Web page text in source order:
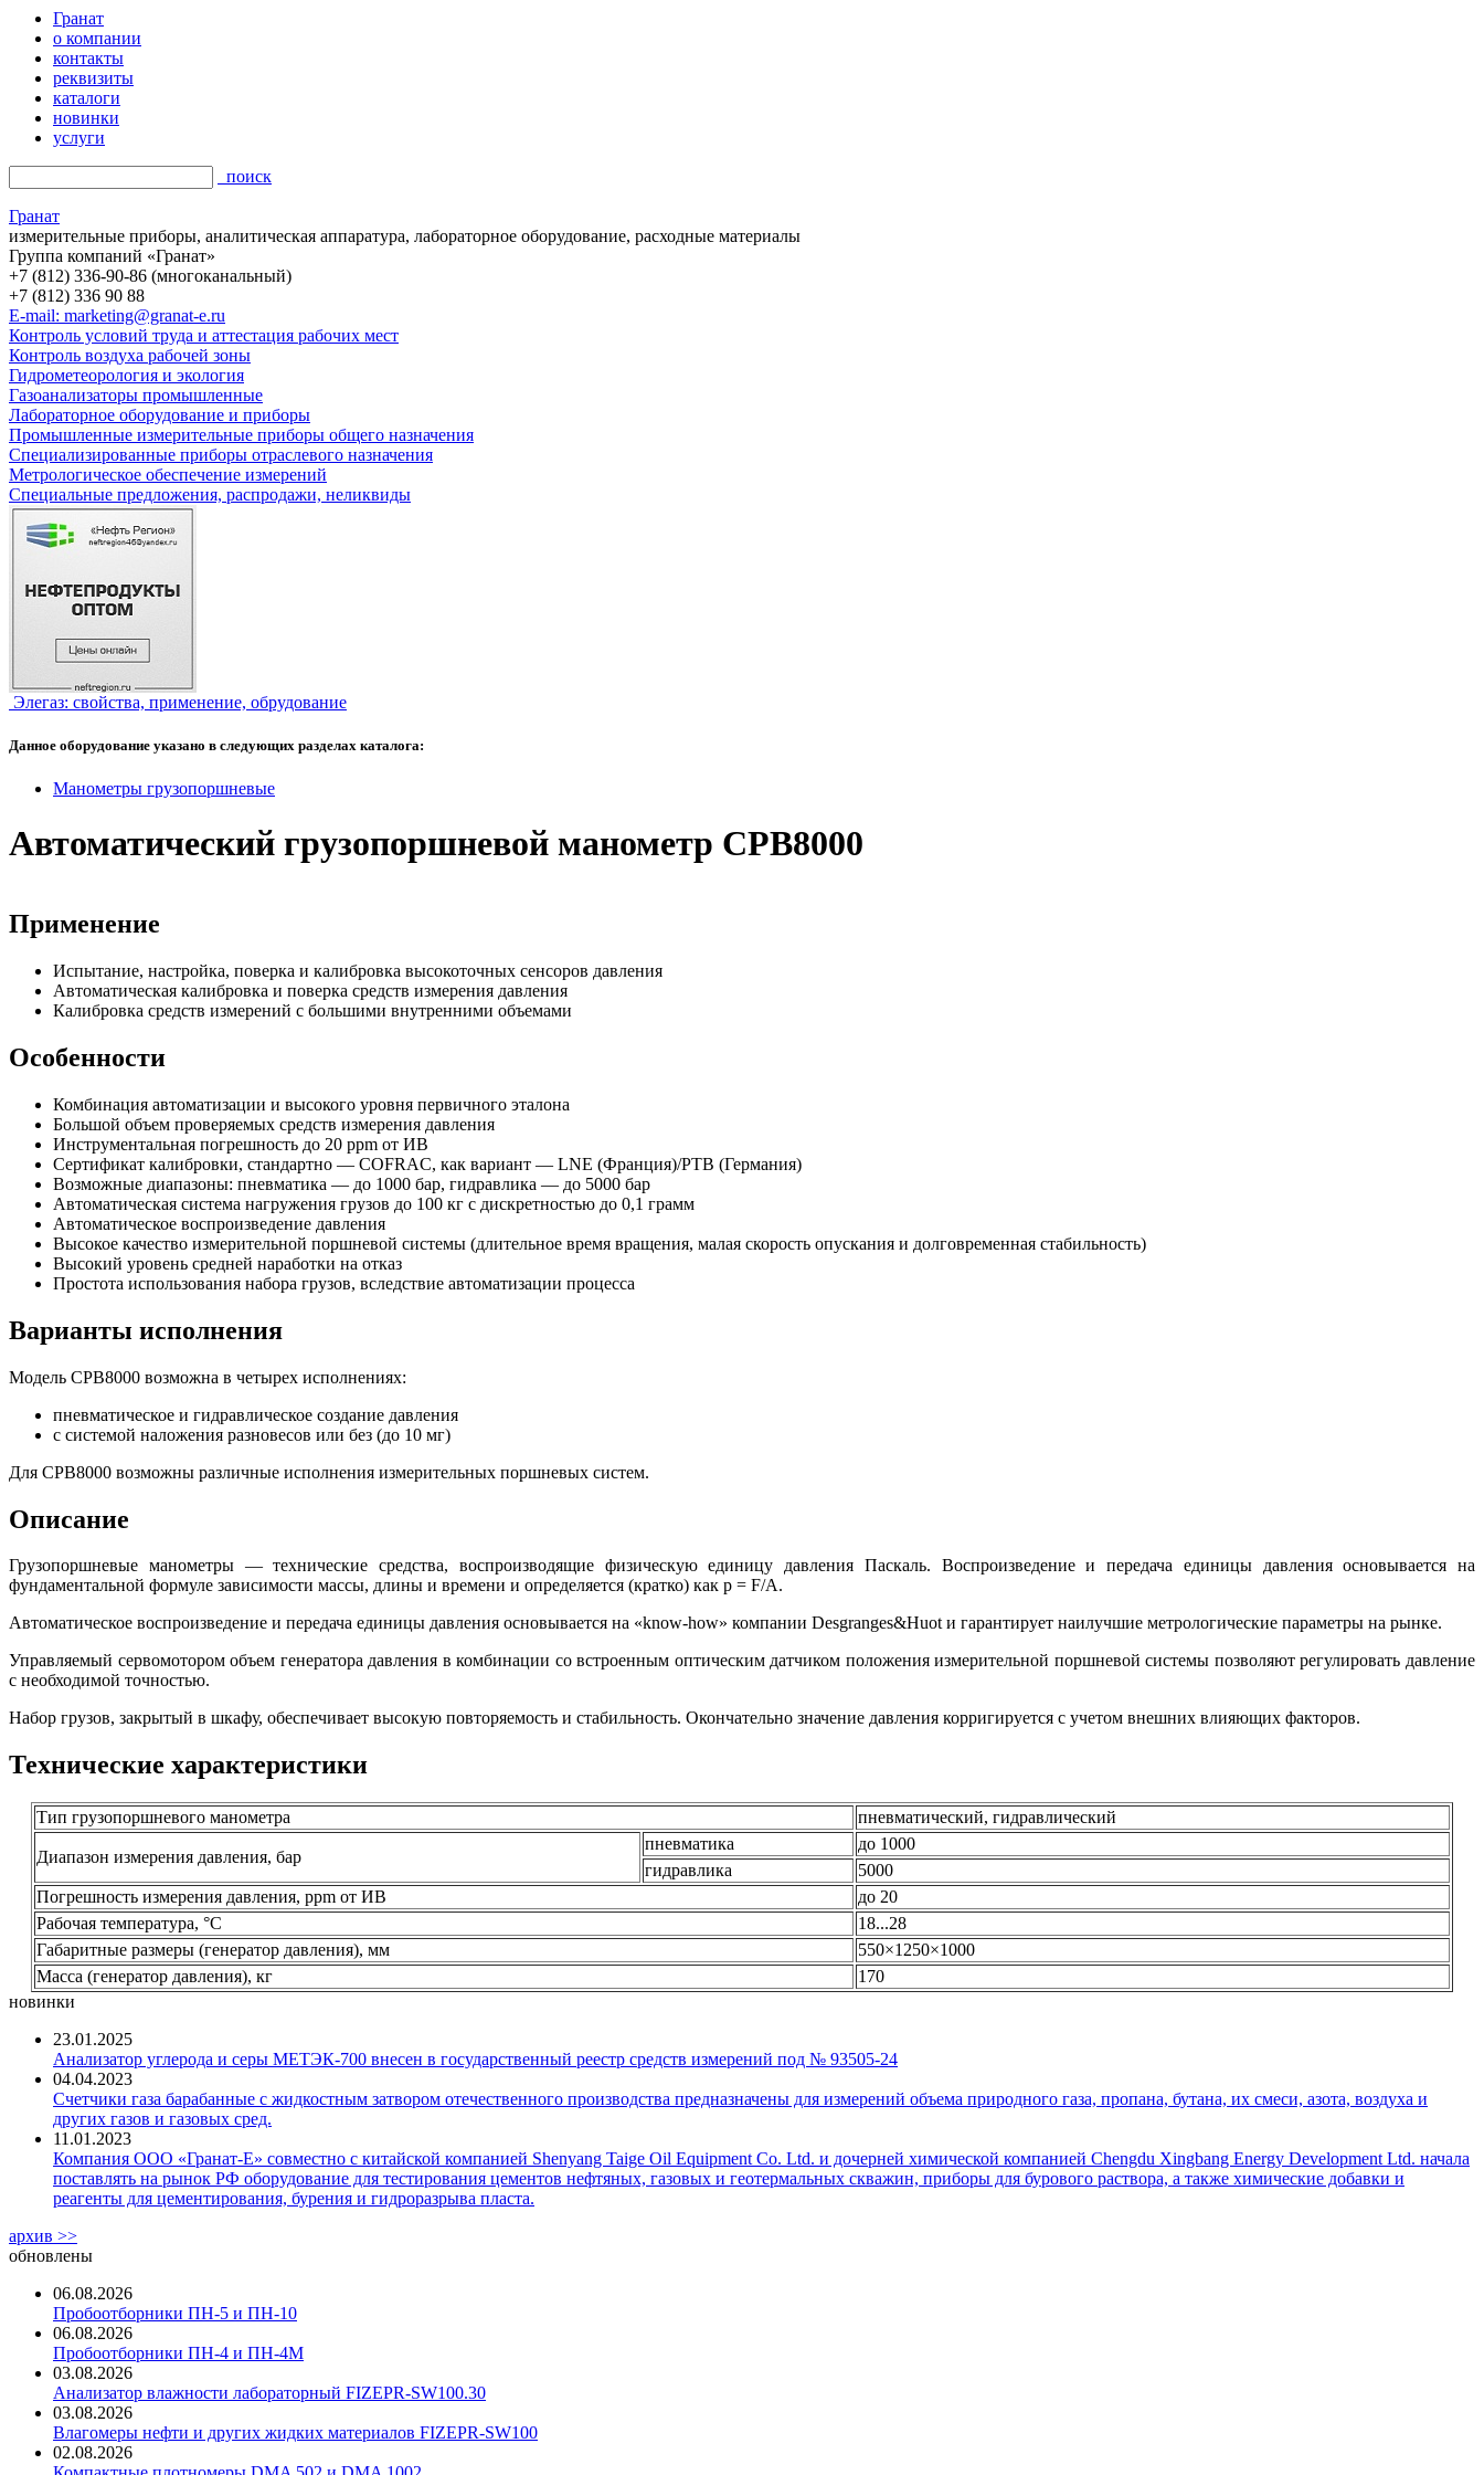
Гранат
о компании
контакты
реквизиты
каталоги
новинки
услуги
поиск
Гранат
измерительные приборы, аналитическая аппаратура, лабораторное оборудование, расходные материалы
Группа компаний «Гранат»
+7 (812) 336-90-86 (многоканальный)
+7 (812) 336 90 88
E-mail: marketing@granat-e.ru
Контроль условий труда и аттестация рабочих мест
Контроль воздуха рабочей зоны
Гидрометеорология и экология
Газоанализаторы промышленные
Лабораторное оборудование и приборы
Промышленные измерительные приборы общего назначения
Специализированные приборы отраслевого назначения
Метрологическое обеспечение измерений
Специальные предложения, распродажи, неликвиды
Элегаз: свойства, применение, обрудование
Данное оборудование указано в следующих разделах каталога:
Манометры грузопоршневые
Автоматический грузопоршневой манометр CPB8000
Применение
Испытание, настройка, поверка и калибровка высокоточных сенсоров давления
Автоматическая калибровка и поверка средств измерения давления
Калибровка средств измерений с большими внутренними объемами
Особенности
Комбинация автоматизации и высокого уровня первичного эталона
Большой объем проверяемых средств измерения давления
Инструментальная погрешность до 20 ppm от ИВ
Сертификат калибровки, стандартно — COFRAC, как вариант — LNE (Франция)/PTB (Германия)
Возможные диапазоны: пневматика — до 1000 бар, гидравлика — до 5000 бар
Автоматическая система нагружения грузов до 100 кг с дискретностью до 0,1 грамм
Автоматическое воспроизведение давления
Высокое качество измерительной поршневой системы (длительное время вращения, малая скорость опускания и долговременная стабильность)
Высокий уровень средней наработки на отказ
Простота использования набора грузов, вследствие автоматизации процесса
Варианты исполнения
Модель CPB8000 возможна в четырех исполнениях:
пневматическое и гидравлическое создание давления
с системой наложения разновесов или без (до 10 мг)
Для CPB8000 возможны различные исполнения измерительных поршневых систем.
Описание
Грузопоршневые манометры — технические средства, воспроизводящие физическую единицу давления Паскаль. Воспроизведение и передача единицы давления основывается на
фундаментальной формуле зависимости массы, длины и времени и определяется (кратко) как p = F/A.
Автоматическое воспроизведение и передача единицы давления основывается на «know-how» компании Desgranges&Huot и гарантирует наилучшие метрологические параметры на рынке.
Управляемый сервомотором объем генератора давления в комбинации со встроенным оптическим датчиком положения измерительной поршневой системы позволяют регулировать давление
с необходимой точностью.
Набор грузов, закрытый в шкафу, обеспечивает высокую повторяемость и стабильность. Окончательно значение давления корригируется с учетом внешних влияющих факторов.
Технические характеристики
Тип грузопоршневого манометра пневматический, гидравлический
Диапазон измерения давления, бар
пневматика
до 1000
гидравлика
5000
Погрешность измерения давления, ppm от ИВ
до 20
Рабочая температура, °С
18...28
Габаритные размеры (генератор давления), мм
550×1250×1000
Масса (генератор давления), кг
170
новинки
23.01.2025
Анализатор углерода и серы МЕТЭК-700 внесен в государственный реестр средств измерений под № 93505-24
04.04.2023
Счетчики газа барабанные с жидкостным затвором отечественного производства предназначены для измерений объема природного газа, пропана, бутана, их смеси, азота, воздуха и
других газов и газовых сред.
11.01.2023
Компания ООО «Гранат-Е» совместно с китайской компанией Shenyang Taige Oil Equipment Co. Ltd. и дочерней химической компанией Chengdu Xingbang Energy Development Ltd. начала
поставлять на рынок РФ оборудование для тестирования цементов нефтяных, газовых и геотермальных скважин, приборы для бурового раствора, а также химические добавки и
реагенты для цементирования, бурения и гидроразрыва пласта.
архив >>
обновлены
06.08.2026
Пробоотборники ПН-5 и ПН-10
06.08.2026
Пробоотборники ПН-4 и ПН-4М
03.08.2026
Анализатор влажности лабораторный FIZEPR-SW100.30
03.08.2026
Влагомеры нефти и других жидких материалов FIZEPR-SW100
02.08.2026